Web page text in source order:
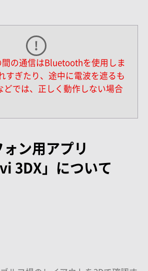
間の通信はBluetoothを使用しま
すぎたり、途中に電波を遮るも
どでは、正しく動作しない場合
ン用アプリ
3DX」について